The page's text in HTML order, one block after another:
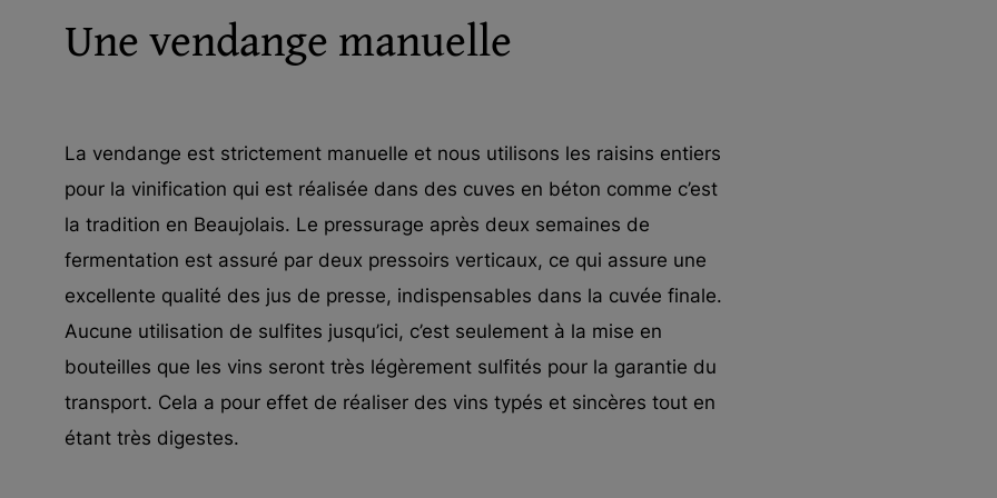
Une vendange manuelle
La vendange est strictement manuelle et nous utilisons les raisins entiers
pour la vinification qui est réalisée dans des cuves en béton comme c’est
la tradition en Beaujolais. Le pressurage après deux semaines de
fermentation est assuré par deux pressoirs verticaux, ce qui assure une
excellente qualité des jus de presse, indispensables dans la cuvée finale.
Aucune utilisation de sulfites jusqu’ici, c’est seulement à la mise en
bouteilles que les vins seront très légèrement sulfités pour la garantie du
transport. Cela a pour effet de réaliser des vins typés et sincères tout en
étant très digestes.